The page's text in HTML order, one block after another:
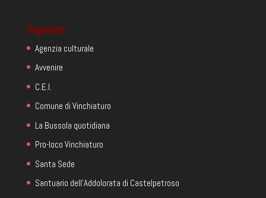
Segnalibri
Agenzia culturale
Avvenire
C.E.I.
Comune di Vinchiaturo
La Bussola quotidiana
Pro-loco Vinchiaturo
Santa Sede
Santuario dell'Addolorata di Castelpetroso